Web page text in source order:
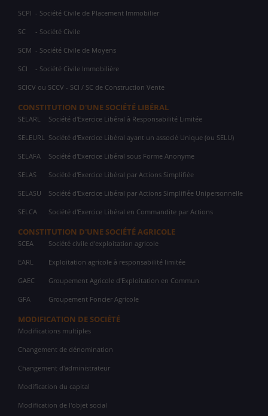
SCPI - Société Civile de Placement Immobilier
SC - Société Civile
SCM - Société Civile de Moyens
SCI - Société Civile Immobilière
SCICV ou SCCV - SCI / SC de Construction Vente
CONSTITUTION D'UNE SOCIÉTÉ LIBÉRAL
SELARL Société d'Exercice Libéral à Responsabilité Limitée
SELEURL Société d'Exercice Libéral ayant un associé Unique (ou SELU)
SELAFA Société d'Exercice Libéral sous Forme Anonyme
SELAS Société d'Exercice Libéral par Actions Simplifiée
SELASU Société d'Exercice Libéral par Actions Simplifiée Unipersonnelle
SELCA Société d'Exercice Libéral en Commandite par Actions
CONSTITUTION D'UNE SOCIÉTÉ AGRICOLE
SCEA Société civile d'exploitation agricole
EARL Exploitation agricole à responsabilité limitée
GAEC Groupement Agricole d'Exploitation en Commun
GFA Groupement Foncier Agricole
MODIFICATION DE SOCIÉTÉ
Modifications multiples
Changement de dénomination
Changement d'administrateur
Modification du capital
Modification de l'objet social